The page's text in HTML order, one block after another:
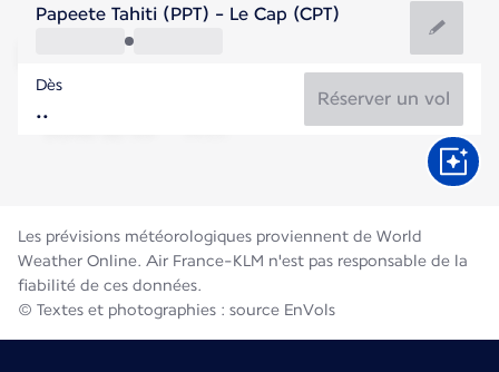
Afrique Du Sud
Le Cap
Afrique Du Sud
Durée du vol
Papeete Tahiti (PPT) - Le Cap (CPT)
Dès
Réserver un vol
Les prévisions météorologiques proviennent de World
Weather Online. Air France-KLM n'est pas responsable de la
fiabilité de ces données.
© Textes et photographies : source EnVols